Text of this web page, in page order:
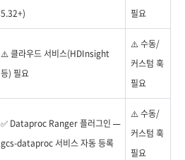
5.32+)
필요
⚠️ 클라우드 서비스(HDInsight
등) 필요
⚠️ 수동/
커스텀 훅
필요
✅ Dataproc Ranger 플러그인 —
gcs-dataproc 서비스 자동 등록
⚠️ 수동/
커스텀 훅
필요